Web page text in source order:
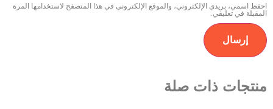
احفظ اسمي، بريدي الإلكتروني، والموقع الإلكتروني في هذا المتصفح لاستخدامها المرة
المقبلة في تعليقي.
منتجات ذات صلة